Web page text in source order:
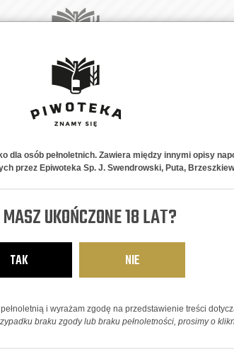
PIWNE STYLE NA PREZENT
Komes -
64,91zł
- +
dla osób pełnoletnich. Zawiera między innymi opisy
przez Epiwoteka Sp. J. Swendrowski, Puta,
UKOŃCZONE 18 LAT?
TAK NIE
i wyrażam zgodę na przedstawienie treści
braku zgody lub braku pełnoletności, prosimy o